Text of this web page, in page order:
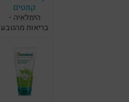
קמטים
הימלאיה -
בריאות מהטבע